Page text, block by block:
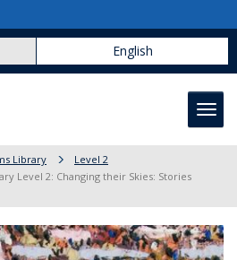
English
Library
Level 2
Level 2: Changing their Skies: Stories